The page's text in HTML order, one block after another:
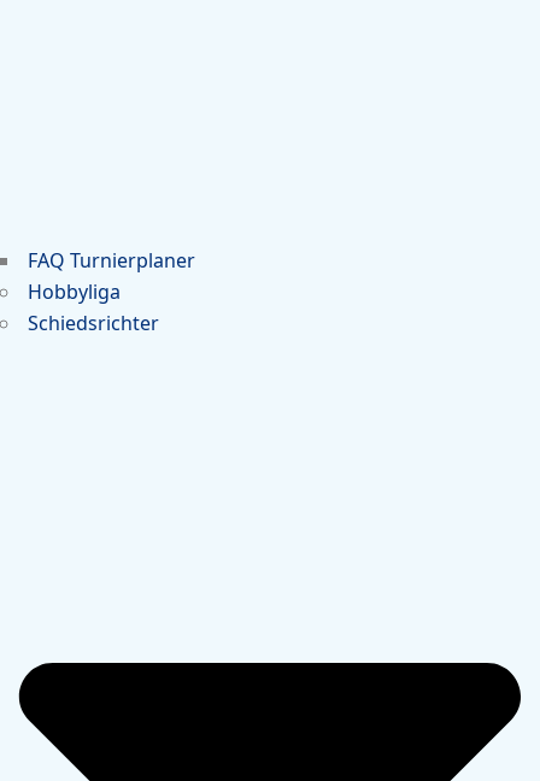
FAQ Turnierplaner
Hobbyliga
Schiedsrichter